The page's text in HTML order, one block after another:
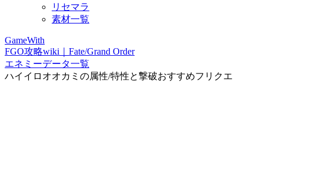
リセマラ
素材一覧
GameWith
FGO攻略wiki｜Fate/Grand Order
エネミーデータ一覧
ハイイロオオカミの属性/特性と撃破おすすめフリクエ